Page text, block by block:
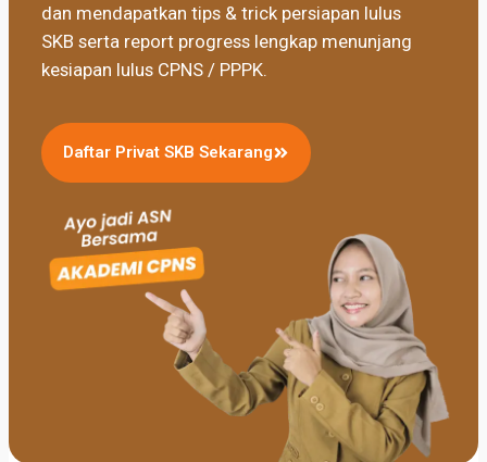
dan mendapatkan tips & trick persiapan lulus
SKB serta report progress lengkap menunjang
kesiapan lulus CPNS / PPPK.
Daftar Privat SKB Sekarang